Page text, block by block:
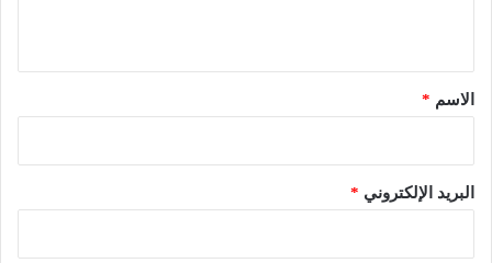
*الاسم *
البريد الإلكتروني *